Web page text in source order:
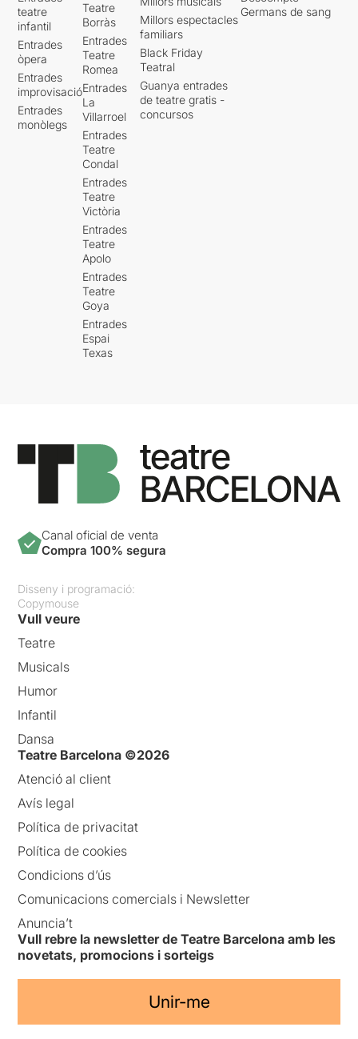
teatre
infantil
Entrades
òpera
Entrades
improvisació
Entrades
monòlegs
Teatre
Borràs
Entrades
Teatre
Romea
Entrades
La
Villarroel
Entrades
Teatre
Condal
Entrades
Teatre
Victòria
Entrades
Teatre
Apolo
Entrades
Teatre
Goya
Entrades
Espai
Texas
Millors espectacles
familiars
Black Friday
Teatral
Guanya entrades
de teatre gratis -
concursos
Germans de sang
Canal oficial de venta
Compra 100% segura
Disseny i programació:
Copymouse
Vull veure
Teatre
Musicals
Humor
Infantil
Dansa
Teatre Barcelona ©2026
Atenció al client
Avís legal
Política de privacitat
Política de cookies
Condicions d’ús
Comunicacions comercials i Newsletter
Anuncia’t
Vull rebre la newsletter de Teatre Barcelona amb les
novetats, promocions i sorteigs
Unir-me